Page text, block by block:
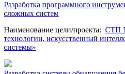
Разработка программного
сложных систем
Наименование цели/проекта: СТП
технологии, искусственный
системы»